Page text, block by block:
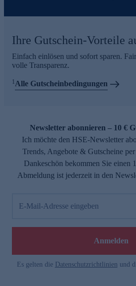
Ihre Gutschein-Vorteile
Einfach einlösen und sofort sparen.
volle Transparenz.
1Alle Gutscheinbedingungen
Newsletter abonnieren – 10 €
Ich möchte den HSE-Newsletter
Trends, Angebote & Gutscheine
Dankeschön bekommen Sie einen
Abmeldung ist jederzeit in den
E-Mail-Adresse eingeben
Anmelden
Es gelten die Datenschutzrichtlinien und